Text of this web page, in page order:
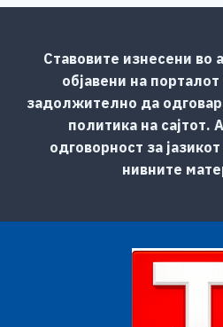
Ставовите изнесени во
објавени на
задолжително да
политика на сајтот.
одговорност за
нивните